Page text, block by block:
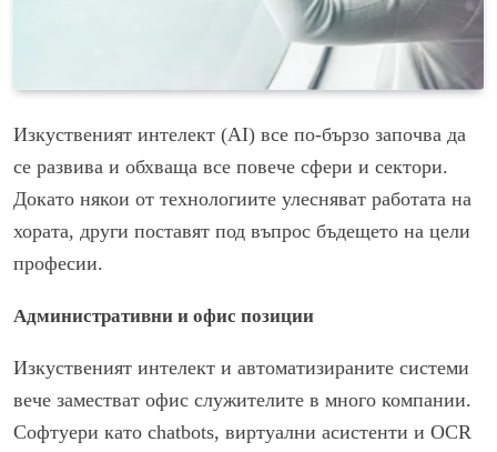
Изкуственият интелект (AI) все по-бързо започва да
се развива и обхваща все повече сфери и сектори.
Докато някои от технологиите улесняват работата на
хората, други поставят под въпрос бъдещето на цели
професии.
Административни и офис позиции
Изкуственият интелект и автоматизираните системи
вече заместват офис служителите в много компании.
Софтуери като chatbots, виртуални асистенти и OCR